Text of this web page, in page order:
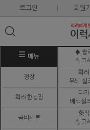
로그인 회원
메뉴
♠ 솔
실크
정장
화
무늬 실
화려한정장
디
배색실
콤비세트
핫
실크